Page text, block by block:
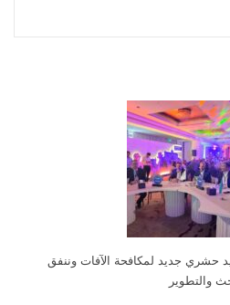
حشري جديد لمكافحة الآفات وننفق
والتطوير